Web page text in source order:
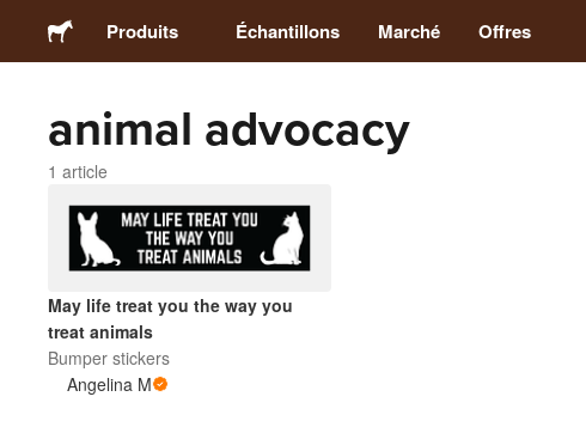
Produits
Stickers
Magnets
Badges
Emballage
Échantillons Marché Offres
animal advocacy
1 article
May life treat you the way you
treat animals
Bumper stickers
Angelina M